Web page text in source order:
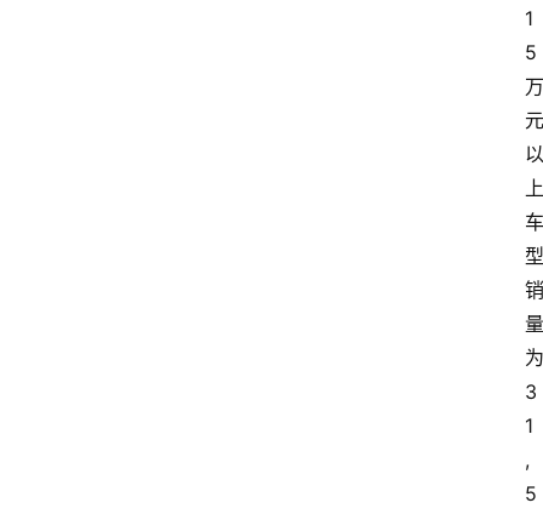
1
5
万
元
以
上
车
型
销
量
为
3
1
,
5